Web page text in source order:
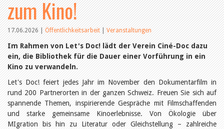
Bibliotheken
Agenda
Dienstleistungen
biblioBE nutzen
Kategorien
Aus dem Amt für Kultur
Aus der Kommission
Aus den Bibliotheken
Organisation
Raum und Infrastruktur
Bestand
Benutzung
Finanzen
Personal
Qualitätsmanagement
Recht und Politik
Öffentlichkeitsarbeit
zum Kino!
17.06.2026|Öffentlichkeitsarbeit|Veranstaltungen
Im Rahmen von Let's Doc! lädt der Verein Ciné-Doc dazu
ein, die Bibliothek für die Dauer einer Vorführung in ein
Kino zu verwandeln.
Let's Doc! feiert jedes Jahr im November den Dokumentarfilm in
rund 200 Partnerorten in der ganzen Schweiz. Freuen Sie sich auf
spannende Themen, inspirierende Gespräche mit Filmschaffenden
und starke gemeinsame Kinoerlebnisse. Von Ökologie über
MIgration bis hin zu Literatur oder Gleichstellung – zahlreiche